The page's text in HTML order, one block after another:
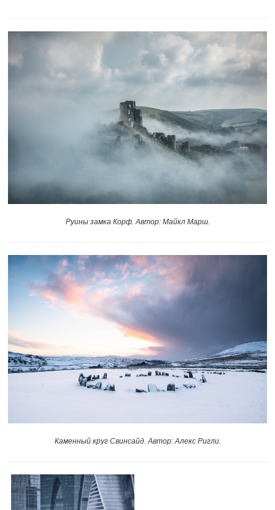
Руины замка Корф. Автор: Майкл Марш.
Каменный круг Свинсайд. Автор: Алекс Ригли.